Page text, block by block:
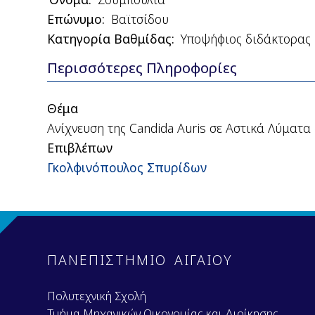
Επώνυμο
Βαϊτσίδου
Κατηγορία Βαθμίδας Υποψήφιος διδάκτορας
Περισσότερες Πληροφορίες
Θέμα
Ανίχνευση της Candida Auris σε Αστικά
Επιβλέπων
Γκολφινόπουλος Σπυρίδων
ΠΑΝΕΠΙΣΤΗΜΙΟ ΑΙΓΑΙΟΥ
Πολυτεχνική Σχολή